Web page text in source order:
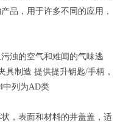
品，用于许多不同的应用，
浊的空气和难闻的气味逃
具制造 提供提升钥匙/手柄，
中列为AD类
，表面和材料的井盖盖，适